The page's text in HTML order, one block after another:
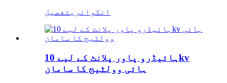
انکوائری تفصیل
ہائیڈرو پاور پلانٹ کے لیے 10kv
ہائی وولٹیج کا سامان